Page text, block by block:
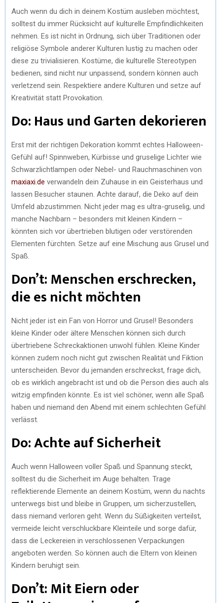
Auch wenn du dich in deinem Kostüm ausleben möchtest,
solltest du immer Rücksicht auf kulturelle Empfindlichkeiten
nehmen. Es ist nicht in Ordnung, sich über Traditionen oder
religiöse Symbole anderer Kulturen lustig zu machen oder
diese zu trivialisieren. Kostüme, die kulturelle Stereotypen
bedienen, sind nicht nur unpassend, sondern können auch
verletzend sein. Respektiere andere Kulturen und setze auf
Kreativität statt Provokation.
Do: Haus und Garten dekorieren
Erst mit der richtigen Dekoration kommt echtes Halloween-
Gefühl auf! Spinnweben, Kürbisse und gruselige Lichter wie
Schwarzlichtlampen oder Nebel- und Rauchmaschinen von
maxiaxi.de verwandeln dein Zuhause in ein Geisterhaus und
lassen Besucher staunen. Achte darauf, die Deko auf dein
Umfeld abzustimmen. Nicht jeder mag es ultra-gruselig, und
manche Nachbarn – besonders mit kleinen Kindern –
könnten sich vor übertrieben blutigen oder verstörenden
Elementen fürchten. Setze auf eine Mischung aus Grusel und
Spaß.
Don’t: Menschen erschrecken,
die es nicht möchten
Nicht jeder ist ein Fan von Horror und Grusel! Besonders
kleine Kinder oder ältere Menschen können sich durch
übertriebene Schreckaktionen unwohl fühlen. Kleine Kinder
können zudem noch nicht gut zwischen Realität und Fiktion
unterscheiden. Bevor du jemanden erschreckst, frage dich,
ob es wirklich angebracht ist und ob die Person dies auch als
witzig empfinden könnte. Es ist viel schöner, wenn alle Spaß
haben und niemand den Abend mit einem schlechten Gefühl
verlässt.
Do: Achte auf Sicherheit
Auch wenn Halloween voller Spaß und Spannung steckt,
solltest du die Sicherheit im Auge behalten. Trage
reflektierende Elemente an deinem Kostüm, wenn du nachts
unterwegs bist und bleibe in Gruppen, um sicherzustellen,
dass niemand verloren geht. Wenn du Süßigkeiten verteilst,
vermeide leicht verschluckbare Kleinteile und sorge dafür,
dass die Leckereien in verschlossenen Verpackungen
angeboten werden. So können auch die Eltern von kleinen
Kindern beruhigt sein.
Don’t: Mit Eiern oder